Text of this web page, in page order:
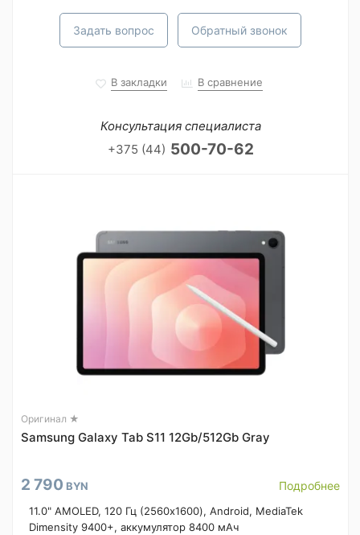
Задать вопрос Обратный звонок
В закладки В сравнение
Консультация специалиста
+375 (44) 500-70-62
Оригинал ★
Samsung Galaxy Tab S11 12Gb/512Gb Gray
2 790 BYN Подробнее
11.0" AMOLED, 120 Гц (2560x1600), Android, MediaTek
Dimensity 9400+, аккумулятор 8400 мАч